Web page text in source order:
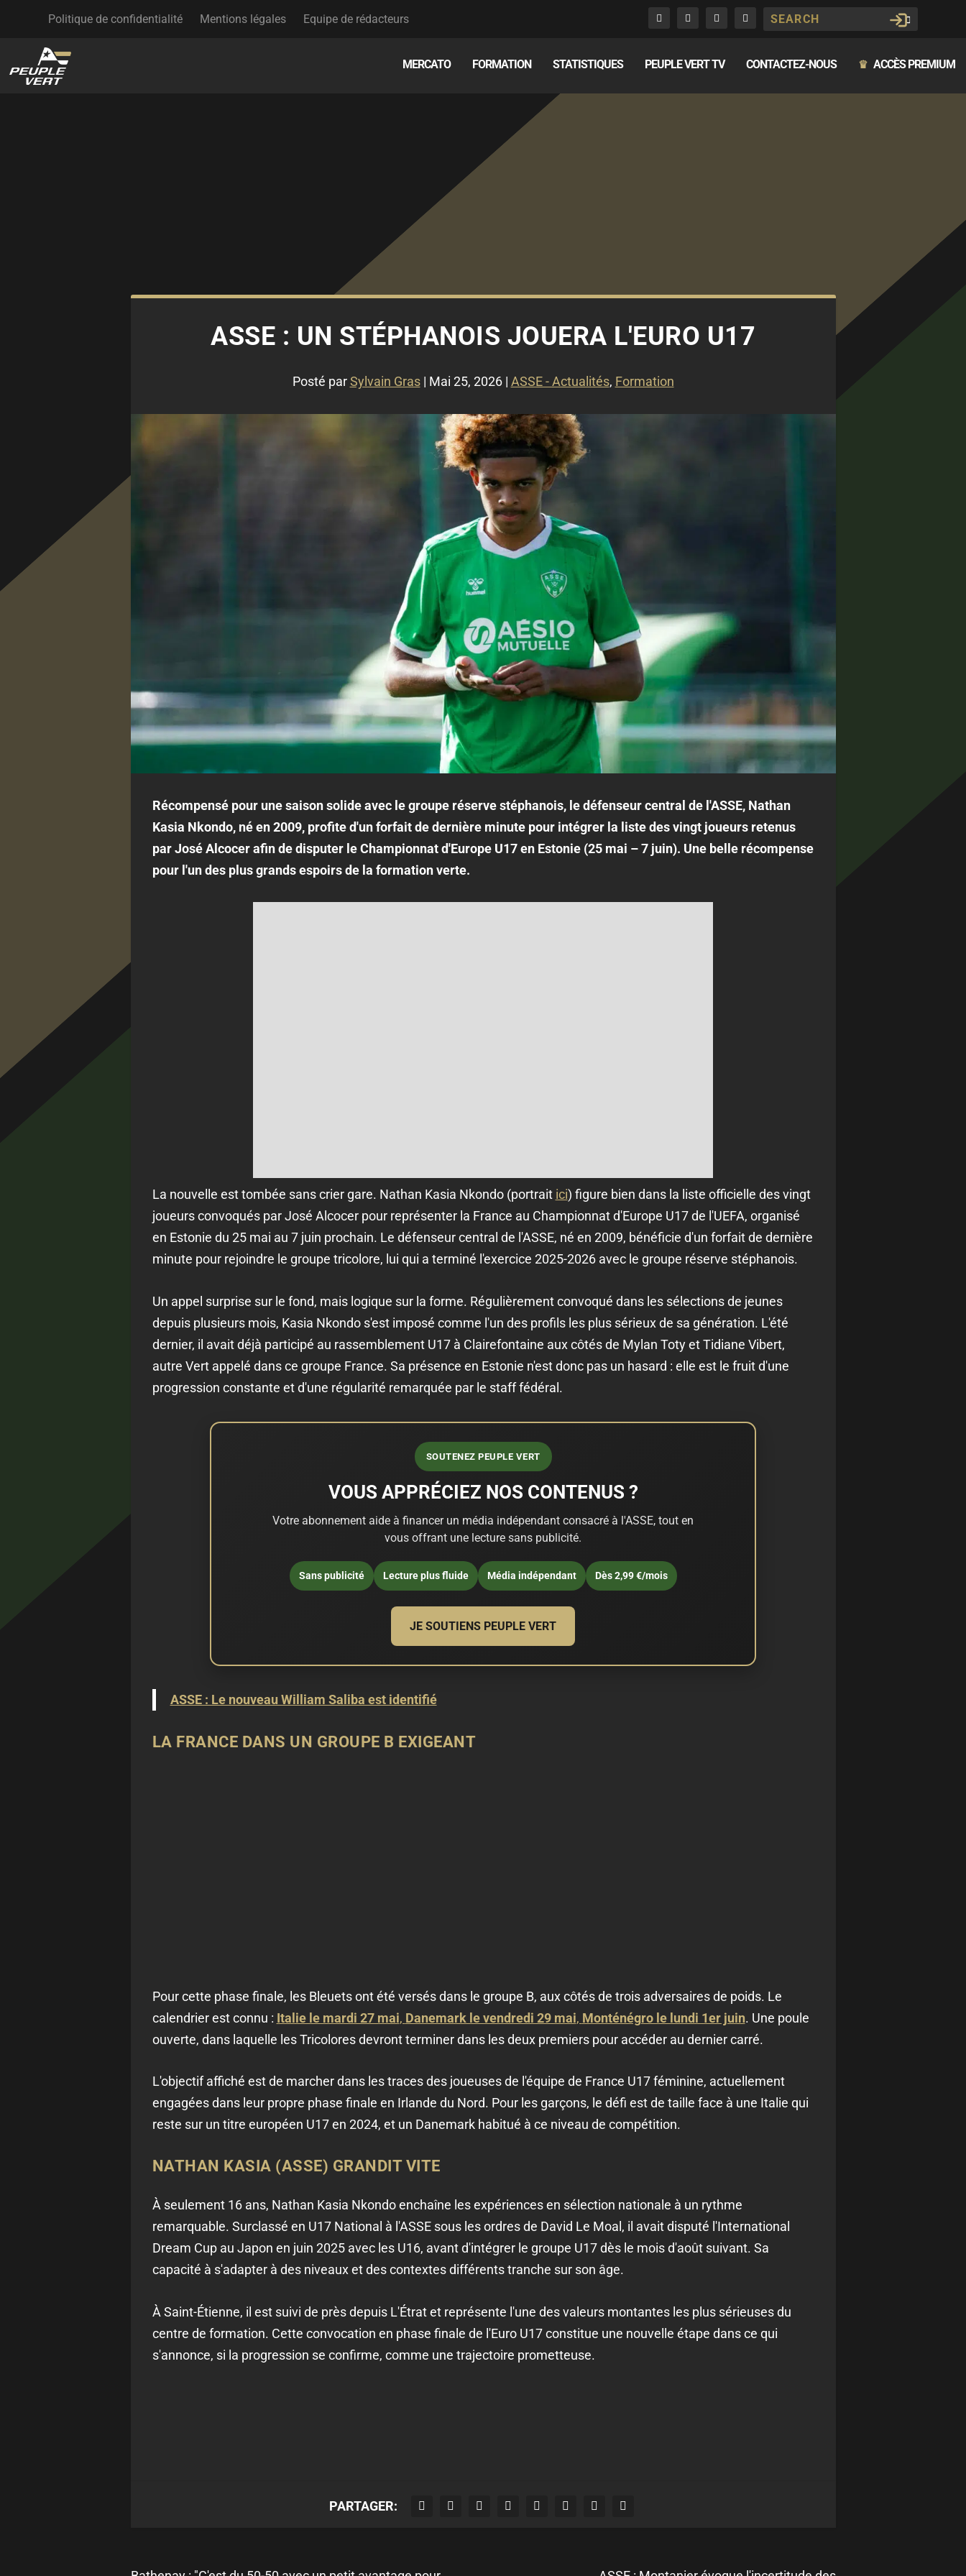
Politique de confidentialité Mentions légales Equipe de rédacteurs
MERCATO FORMATION STATISTIQUES PEUPLE VERT TV CONTACTEZ-NOUS ♛ ACCÈS PREMIUM
ASSE : UN STÉPHANOIS JOUERA L'EURO U17
Posté parSylvain Gras| Mai 25, 2026| ASSE - Actualités, Formation
Récompensé pour une saison solide avec le groupe réserve stéphanois, le défenseur central de l'ASSE, Nathan
Kasia Nkondo, né en 2009, profite d'un forfait de dernière minute pour intégrer la liste des vingt joueurs retenus
par José Alcocer afin de disputer le Championnat d'Europe U17 en Estonie (25 mai – 7 juin). Une belle récompense
pour l'un des plus grands espoirs de la formation verte.
La nouvelle est tombée sans crier gare. Nathan Kasia Nkondo (portrait ici) figure bien dans la liste officielle des vingt
joueurs convoqués par José Alcocer pour représenter la France au Championnat d'Europe U17 de l'UEFA, organisé
en Estonie du 25 mai au 7 juin prochain. Le défenseur central de l'ASSE, né en 2009, bénéficie d'un forfait de dernière
minute pour rejoindre le groupe tricolore, lui qui a terminé l'exercice 2025-2026 avec le groupe réserve stéphanois.
Un appel surprise sur le fond, mais logique sur la forme. Régulièrement convoqué dans les sélections de jeunes
depuis plusieurs mois, Kasia Nkondo s'est imposé comme l'un des profils les plus sérieux de sa génération. L'été
dernier, il avait déjà participé au rassemblement U17 à Clairefontaine aux côtés de Mylan Toty et Tidiane Vibert,
autre Vert appelé dans ce groupe France. Sa présence en Estonie n'est donc pas un hasard : elle est le fruit d'une
progression constante et d'une régularité remarquée par le staff fédéral.
SOUTENEZ PEUPLE VERT
VOUS APPRÉCIEZ NOS CONTENUS ?
Votre abonnement aide à financer un média indépendant consacré à l'ASSE, tout en
vous offrant une lecture sans publicité.
Sans publicité Lecture plus fluide Média indépendant Dès 2,99 €/mois
JE SOUTIENS PEUPLE VERT
ASSE : Le nouveau William Saliba est identifié
LA FRANCE DANS UN GROUPE B EXIGEANT
Pour cette phase finale, les Bleuets ont été versés dans le groupe B, aux côtés de trois adversaires de poids. Le
calendrier est connu : Italie le mardi 27 mai, Danemark le vendredi 29 mai, Monténégro le lundi 1er juin. Une poule
ouverte, dans laquelle les Tricolores devront terminer dans les deux premiers pour accéder au dernier carré.
L'objectif affiché est de marcher dans les traces des joueuses de l'équipe de France U17 féminine, actuellement
engagées dans leur propre phase finale en Irlande du Nord. Pour les garçons, le défi est de taille face à une Italie qui
reste sur un titre européen U17 en 2024, et un Danemark habitué à ce niveau de compétition.
NATHAN KASIA (ASSE) GRANDIT VITE
À seulement 16 ans, Nathan Kasia Nkondo enchaîne les expériences en sélection nationale à un rythme
remarquable. Surclassé en U17 National à l'ASSE sous les ordres de David Le Moal, il avait disputé l'International
Dream Cup au Japon en juin 2025 avec les U16, avant d'intégrer le groupe U17 dès le mois d'août suivant. Sa
capacité à s'adapter à des niveaux et des contextes différents tranche sur son âge.
À Saint-Étienne, il est suivi de près depuis L'Étrat et représente l'une des valeurs montantes les plus sérieuses du
centre de formation. Cette convocation en phase finale de l'Euro U17 constitue une nouvelle étape dans ce qui
s'annonce, si la progression se confirme, comme une trajectoire prometteuse.
PARTAGER: